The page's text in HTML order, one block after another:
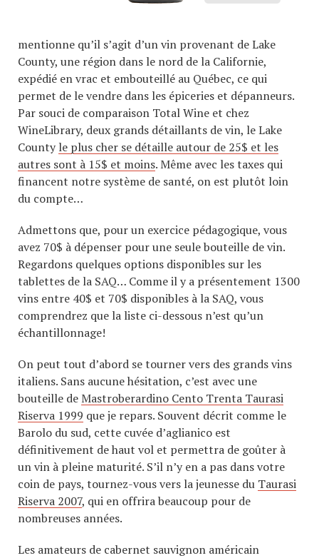
mentionne qu’il s’agit d’un vin provenant de Lake
County, une région dans le nord de la Californie,
expédié en vrac et embouteillé au Québec, ce qui
permet de le vendre dans les épiceries et dépanneurs.
Par souci de comparaison Total Wine et chez
WineLibrary, deux grands détaillants de vin, le Lake
Countyle plus cher se détaille autour de 25$ et les
autres sont à 15$ et moins. Même avec les taxes qui
financent notre système de santé, on est plutôt loin
du compte…
Admettons que, pour un exercice pédagogique, vous
avez 70$ à dépenser pour une seule bouteille de vin.
Regardons quelques options disponibles sur les
tablettes de la SAQ… Comme il y a présentement 1300
vins entre 40$ et 70$ disponibles à la SAQ, vous
comprendrez que la liste ci-dessous n’est qu’un
échantillonnage!
On peut tout d’abord se tourner vers des grands vins
italiens. Sans aucune hésitation, c’est avec une
bouteille deMastroberardino Cento Trenta Taurasi
Riserva 1999 que je repars. Souvent décrit comme le
Barolo du sud, cette cuvée d’aglianico est
définitivement de haut vol et permettra de goûter à
un vin à pleine maturité. S’il n’y en a pas dans votre
coin de pays, tournez-vous vers la jeunesse du Taurasi
Riserva 2007, qui en offrira beaucoup pour de
nombreuses années.
Les amateurs de cabernet sauvignon américain